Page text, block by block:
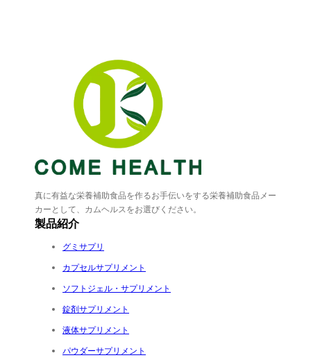
真に有益な栄養補助食品を作るお手伝いをする栄養補助食品メー
カーとして、カムヘルスをお選びください。
製品紹介
グミサプリ
カプセルサプリメント
ソフトジェル・サプリメント
錠剤サプリメント
液体サプリメント
パウダーサプリメント